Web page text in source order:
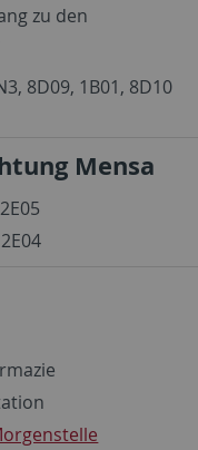
zu den
8D09, 1B01, 8D10
Mensa